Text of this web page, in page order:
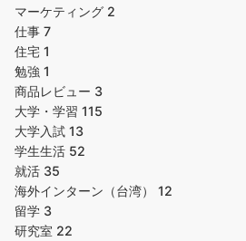
マーケティング 2
仕事 7
住宅 1
勉強 1
商品レビュー 3
大学・学習 115
大学入試 13
学生生活 52
就活 35
海外インターン（台湾） 12
留学 3
研究室 22